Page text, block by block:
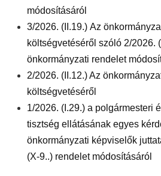
módosításáról
3/2026. (II.19.) Az
költségvetéséről szóló 2/2026.
önkormányzati rendelet
2/2026. (II.12.) Az
költségvetéséről
1/2026. (I.29.) a polgármesteri
tisztség ellátásának egyes
önkormányzati képviselők
(X-9..) rendelet módosításáról